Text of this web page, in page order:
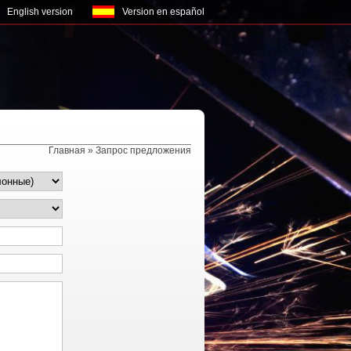
English version Version en español
Главная » Запрос предложения